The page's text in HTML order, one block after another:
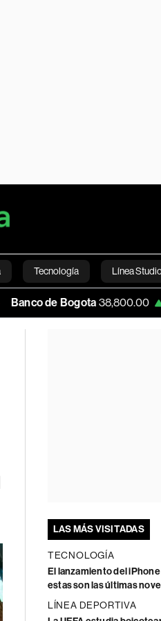
Tecnología Línea
Videos English
38,800.00 0.00%
LAS MÁS VISITADAS
TECNOLOGÍA
El lanzamiento del iPhone
estas son las últimas
LÍNEA DEPORTIVA